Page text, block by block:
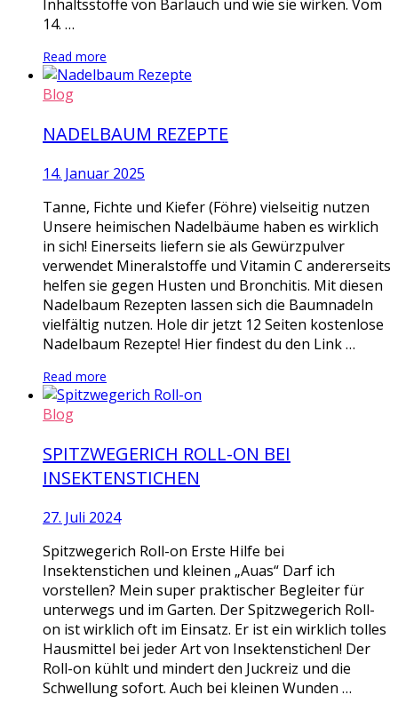
Inhaltsstoffe von Bärlauch und wie sie wirken. Vom
14. …
Read more
Blog
NADELBAUM REZEPTE
14. Januar 2025
Tanne, Fichte und Kiefer (Föhre) vielseitig nutzen
Unsere heimischen Nadelbäume haben es wirklich
in sich! Einerseits liefern sie als Gewürzpulver
verwendet Mineralstoffe und Vitamin C andererseits
helfen sie gegen Husten und Bronchitis. Mit diesen
Nadelbaum Rezepten lassen sich die Baumnadeln
vielfältig nutzen. Hole dir jetzt 12 Seiten kostenlose
Nadelbaum Rezepte! Hier findest du den Link …
Read more
Blog
SPITZWEGERICH ROLL-ON BEI
INSEKTENSTICHEN
27. Juli 2024
Spitzwegerich Roll-on Erste Hilfe bei
Insektenstichen und kleinen „Auas“ Darf ich
vorstellen? Mein super praktischer Begleiter für
unterwegs und im Garten. Der Spitzwegerich Roll-
on ist wirklich oft im Einsatz. Er ist ein wirklich tolles
Hausmittel bei jeder Art von Insektenstichen! Der
Roll-on kühlt und mindert den Juckreiz und die
Schwellung sofort. Auch bei kleinen Wunden …